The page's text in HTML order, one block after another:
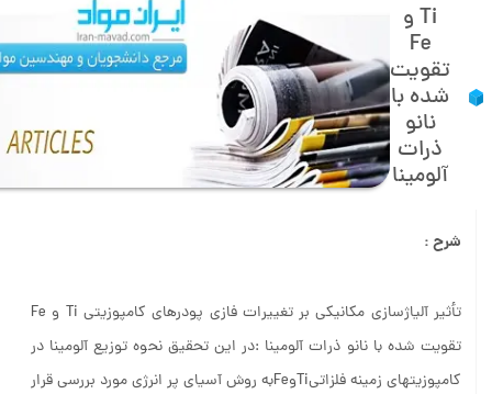
Ti و
Fe
تقویت
شده با
نانو
ذرات
آلومینا
شرح :
تأثیر آلیاژسازی مکانیکی بر تغییرات فازی پودرهای کامپوزیتی Ti و Fe
تقویت شده با نانو ذرات آلومینا :در این تحقیق نحوه توزیع آلومینا در
کامپوزیتهای زمینه فلزاتیTiوFeبه روش آسیای پر انرژی مورد بررسی قرار